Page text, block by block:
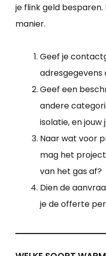
je flink geld
manier.
Geef je
adresgegevens
Geef een
andere
isolatie, en jouw
Naar wat voor
mag het
van het gas af?
Dien de
je de offerte